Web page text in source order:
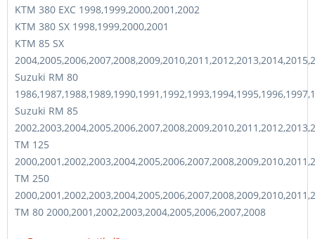
KTM 380 EXC 1998,1999,2000,2001,2002
KTM 380 SX 1998,1999,2000,2001
KTM 85 SX
Suzuki RM 80
Suzuki RM 85
TM 125
TM 250
TM 80 2000,2001,2002,2003,2004,2005,2006,2007,2008